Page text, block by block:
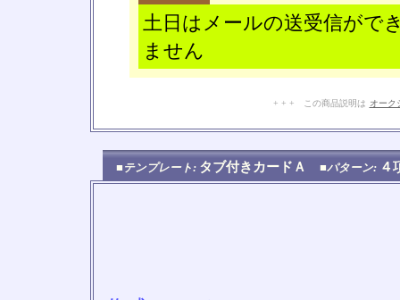
土日はメールの送受信がで
ません
+ + + この商品説明は オーク
■テンプレート: タブ付きカードＡ ■パターン: